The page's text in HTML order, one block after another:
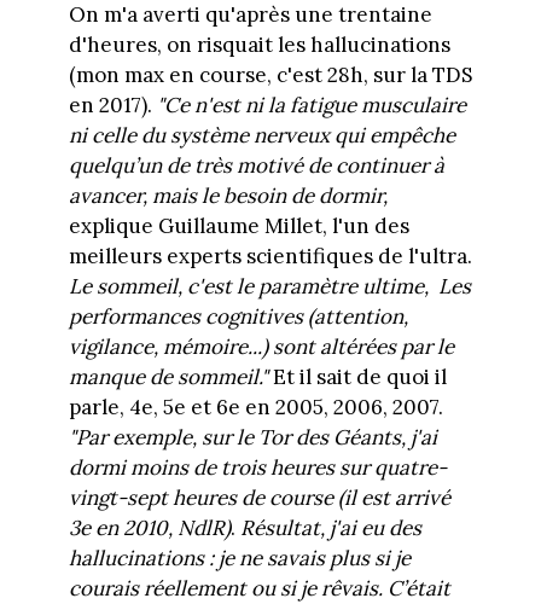
On m'a averti qu'après une trentaine
d'heures, on risquait les hallucinations
(mon max en course, c'est 28h, sur la TDS
en 2017). "Ce n'est ni la fatigue musculaire
ni celle du système nerveux qui empêche
quelqu’un de très motivé de continuer à
avancer, mais le besoin de dormir,
explique Guillaume Millet, l'un des
meilleurs experts scientifiques de l'ultra.
Le sommeil, c'est le paramètre ultime, Les
performances cognitives (attention,
vigilance, mémoire...) sont altérées par le
manque de sommeil."Et il sait de quoi il
parle, 4e, 5e et 6e en 2005, 2006, 2007.
"Par exemple, sur le Tor des Géants, j'ai
dormi moins de trois heures sur quatre-
vingt-sept heures de course (il est arrivé
3e en 2010, NdlR). Résultat, j'ai eu des
hallucinations : je ne savais plus si je
courais réellement ou si je rêvais. C’était